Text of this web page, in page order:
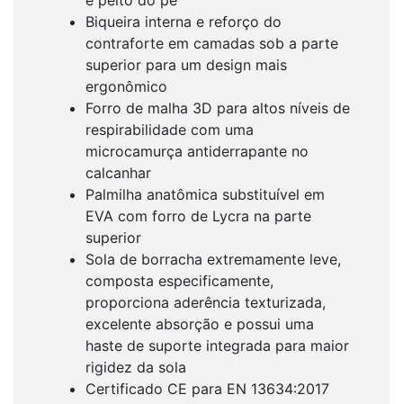
Biqueira interna e reforço do
contraforte em camadas sob a parte
superior para um design mais
ergonômico
Forro de malha 3D para altos níveis de
respirabilidade com uma
microcamurça antiderrapante no
calcanhar
Palmilha anatômica substituível em
EVA com forro de Lycra na parte
superior
Sola de borracha extremamente leve,
composta especificamente,
proporciona aderência texturizada,
excelente absorção e possui uma
haste de suporte integrada para maior
rigidez da sola
Certificado CE para EN 13634:2017